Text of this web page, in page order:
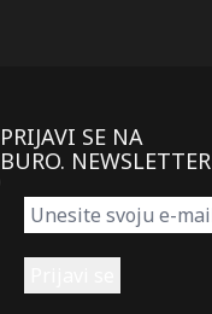
PRIJAVI SE NA
BURO. NEWSLETTER